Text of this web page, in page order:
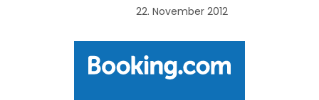
22. November 2012